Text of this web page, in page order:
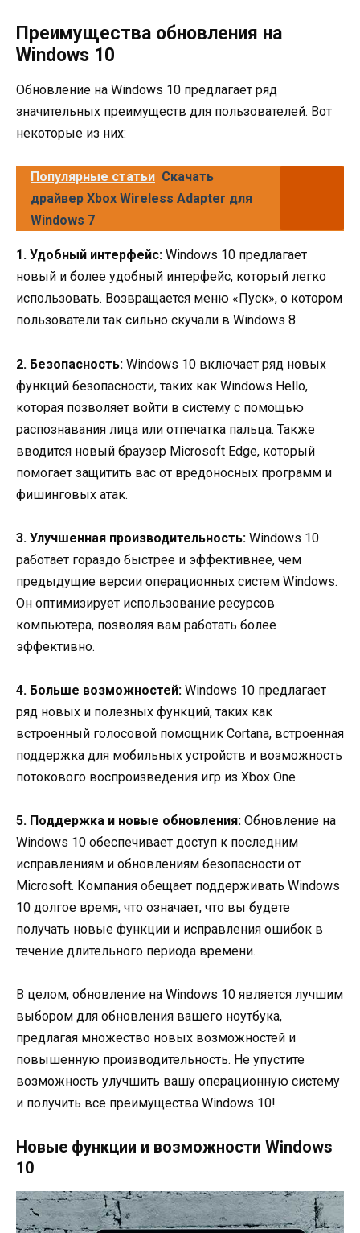
Преимущества обновления на
Windows 10
Обновление на Windows 10 предлагает ряд
значительных преимуществ для пользователей. Вот
некоторые из них:
Популярные статьи Скачать
драйвер Xbox Wireless Adapter для
Windows 7
1. Удобный интерфейс: Windows 10 предлагает
новый и более удобный интерфейс, который легко
использовать. Возвращается меню «Пуск», о котором
пользователи так сильно скучали в Windows 8.
2. Безопасность: Windows 10 включает ряд новых
функций безопасности, таких как Windows Hello,
которая позволяет войти в систему с помощью
распознавания лица или отпечатка пальца. Также
вводится новый браузер Microsoft Edge, который
помогает защитить вас от вредоносных программ и
фишинговых атак.
3. Улучшенная производительность: Windows 10
работает гораздо быстрее и эффективнее, чем
предыдущие версии операционных систем Windows.
Он оптимизирует использование ресурсов
компьютера, позволяя вам работать более
эффективно.
4. Больше возможностей: Windows 10 предлагает
ряд новых и полезных функций, таких как
встроенный голосовой помощник Cortana, встроенная
поддержка для мобильных устройств и возможность
потокового воспроизведения игр из Xbox One.
5. Поддержка и новые обновления: Обновление на
Windows 10 обеспечивает доступ к последним
исправлениям и обновлениям безопасности от
Microsoft. Компания обещает поддерживать Windows
10 долгое время, что означает, что вы будете
получать новые функции и исправления ошибок в
течение длительного периода времени.
В целом, обновление на Windows 10 является лучшим
выбором для обновления вашего ноутбука,
предлагая множество новых возможностей и
повышенную производительность. Не упустите
возможность улучшить вашу операционную систему
и получить все преимущества Windows 10!
Новые функции и возможности Windows
10